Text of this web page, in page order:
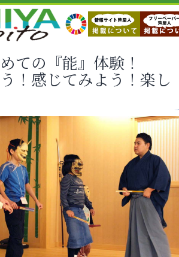
ての『能』体験！
！感じてみよう！楽し